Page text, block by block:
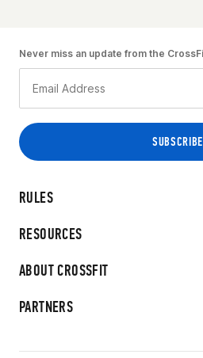
RULES
RESOURCES
ABOUT CROSSFIT
PARTNERS
Never miss an update from the